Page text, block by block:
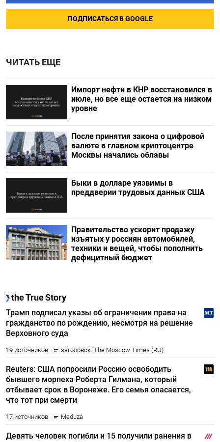
ПОДПИСАТЬСЯ В GOOGLE
ЧИТАТЬ ЕЩЕ
Импорт нефти в КНР восстановился в
июле, но все еще остается на низком
уровне
После принятия закона о цифровой
валюте в главном криптоцентре
Москвы начались облавы
Быки в долларе уязвимы в
преддверии трудовых данных США
Правительство ускорит продажу
изъятых у россиян автомобилей,
техники и вещей, чтобы пополнить
дефицитный бюджет